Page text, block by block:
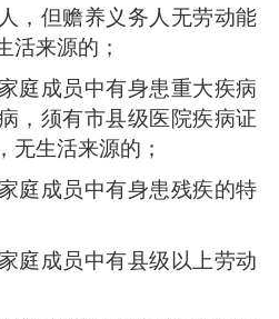
，但赡养义务人无劳动能
活来源的；
庭成员中有身患重大疾病
，须有市县级医院疾病证
无生活来源的；
庭成员中有身患残疾的特
庭成员中有县级以上劳动